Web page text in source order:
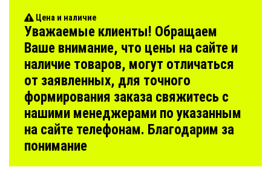
Цена и наличие
Уважаемые клиенты! Обращаем
Ваше внимание, что цены на сайте и
наличие товаров, могут отличаться
от заявленных, для точного
формирования заказа свяжитесь с
нашими менеджерами по указанным
на сайте телефонам. Благодарим за
понимание